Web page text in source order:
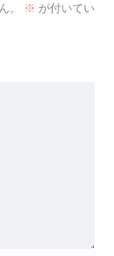
。 ※ が付いてい